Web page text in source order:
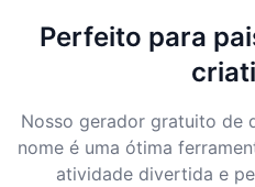
Perfeito para
Nosso gerador gratuito de
nome é uma ótima
atividade divertida e